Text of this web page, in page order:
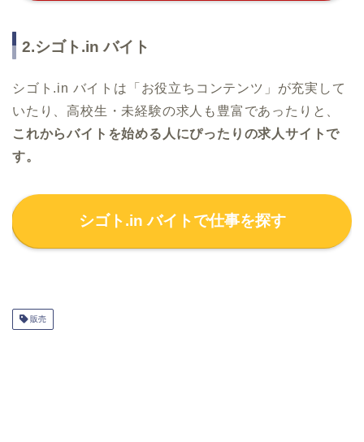
2.シゴト.in バイト
シゴト.in バイトは「お役立ちコンテンツ」が充実して
いたり、高校生・未経験の求人も豊富であったりと、
これからバイトを始める人にぴったりの求人サイトで
す。
シゴト.in バイトで仕事を探す
販売